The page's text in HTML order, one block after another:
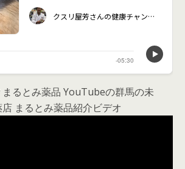
るとみ薬品 YouTubeの群馬の未
まるとみ薬品紹介ビデオ